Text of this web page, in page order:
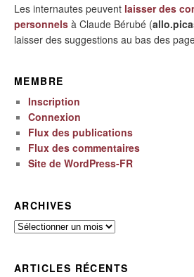
Les internautes peuvent laisser des
personnels à Claude Bérubé (
laisser des suggestions au bas des
MEMBRE
Inscription
Connexion
Flux des publications
Flux des commentaires
Site de WordPress-FR
ARCHIVES
Archives
ARTICLES RÉCENTS